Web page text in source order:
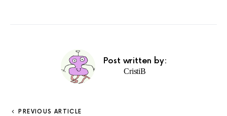
Post written by:
CristiB
PREVIOUS ARTICLE